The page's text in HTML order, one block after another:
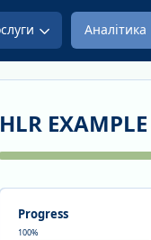
Аналітика
HLR
Progress
100%